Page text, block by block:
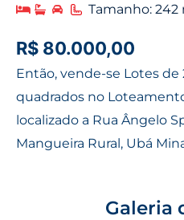
Tamanho: 242
R$ 80.000,00
Então, vende-se Lotes de
quadrados no
localizado a Rua Ângelo
Mangueira Rural, Ubá
Galeria